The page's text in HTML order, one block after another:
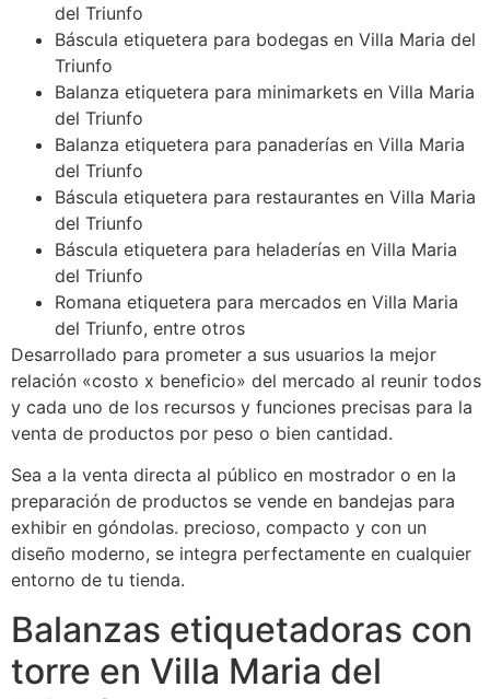
del Triunfo
Báscula etiquetera para bodegas en Villa Maria del
Triunfo
Balanza etiquetera para minimarkets en Villa Maria
del Triunfo
Balanza etiquetera para panaderías en Villa Maria
del Triunfo
Báscula etiquetera para restaurantes en Villa Maria
del Triunfo
Báscula etiquetera para heladerías en Villa Maria
del Triunfo
Romana etiquetera para mercados en Villa Maria
del Triunfo, entre otros
Desarrollado para prometer a sus usuarios la mejor
relación «costo x beneficio» del mercado al reunir todos
y cada uno de los recursos y funciones precisas para la
venta de productos por peso o bien cantidad.
Sea a la venta directa al público en mostrador o en la
preparación de productos se vende en bandejas para
exhibir en góndolas. precioso, compacto y con un
diseño moderno, se integra perfectamente en cualquier
entorno de tu tienda.
Balanzas etiquetadoras con
torre en Villa Maria del